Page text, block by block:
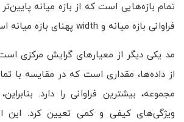
فراوانی بازه میانه و width پهنای بازه میانه است.
مد یکی دیگر از معیارهای گرایش مرکزی
از داده‌ها، مقداری است که در مقایسه با
مجموعه، بیشترین فراوانی را دارد.
ویژگی‌های کیفی و کمی تعیین کرد. این